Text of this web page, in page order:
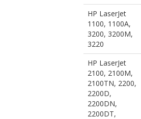
HP LaserJet
1100, 1100A,
3200, 3200M,
3220
HP LaserJet
2100, 2100M,
2100TN, 2200,
2200D,
2200DN,
2200DT,